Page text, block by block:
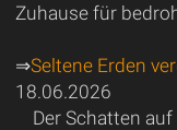
Zuhause für
⇒Seltene Erden
18.06.2026
Der Schatten auf